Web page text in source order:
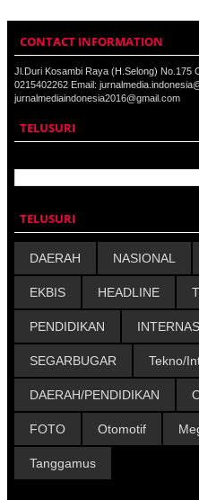
CONTACT INFORMATION
Jl.Duri Kosambi Raya (H.Selong) No.175
0215402262 Email:
jurnalmediaindonesia2016@gmail.com
TELUSURI
TELUSURI
DAERAH NASIONAL
EKBIS HEADLINE
PENDIDIKAN
SEGARBUGAR Tekno/
DAERAH/PENDIDIKAN
FOTO Otomotif
Tanggamus